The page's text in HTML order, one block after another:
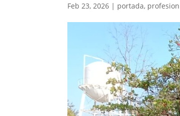
Feb 23, 2026 | portada, profesion